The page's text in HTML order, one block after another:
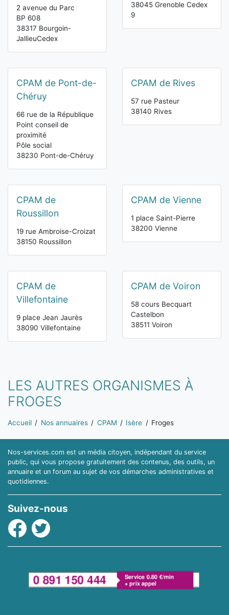
2 avenue du Parc
BP 608
38317 Bourgoin-
JallieuCedex
38045 Grenoble Cedex
9
CPAM de Pont-de-
Chéruy
66 rue de la République
Point conseil de
proximité
Pôle social
38230 Pont-de-Chéruy
CPAM de Rives
57 rue Pasteur
38140 Rives
CPAM de
Roussillon
19 rue Ambroise-Croizat
38150 Roussillon
CPAM de Vienne
1 place Saint-Pierre
38200 Vienne
CPAM de
Villefontaine
9 place Jean Jaurès
38090 Villefontaine
CPAM de Voiron
58 cours Becquart
Castelbon
38511 Voiron
LES AUTRES ORGANISMES À
FROGES
Vous êtes ici:
Accueil Nos annuaires CPAM Isère Froges
Nos-services.com est un média citoyen, indépendant du service
public, qui vous propose gratuitement des contenus, des outils, un
annuaire et un forum au sujet de vos démarches administratives et
quotidiennes.
Suivez-nous
Facebook
Twitter